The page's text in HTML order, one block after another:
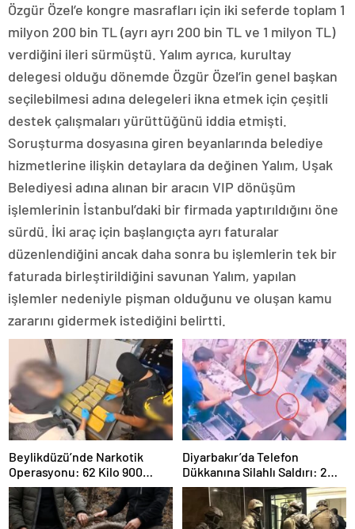
Özgür Özel’e kongre masrafları için iki seferde toplam 1
milyon 200 bin TL (ayrı ayrı 200 bin TL ve 1 milyon TL)
verdiğini ileri sürmüştü. Yalım ayrıca, kurultay
delegesi olduğu dönemde Özgür Özel’in genel başkan
seçilebilmesi adına delegeleri ikna etmek için çeşitli
destek çalışmaları yürüttüğünü iddia etmişti.
Soruşturma dosyasına giren beyanlarında belediye
hizmetlerine ilişkin detaylara da değinen Yalım, Uşak
Belediyesi adına alınan bir aracın VIP dönüşüm
işlemlerinin İstanbul’daki bir firmada yaptırıldığını öne
sürdü. İki araç için başlangıçta ayrı faturalar
düzenlendiğini ancak daha sonra bu işlemlerin tek bir
faturada birleştirildiğini savunan Yalım, yapılan
işlemler nedeniyle pişman olduğunu ve oluşan kamu
zararını gidermek istediğini belirtti.
Beylikdüzü’nde Narkotik
Operasyonu: 62 Kilo 900
Gram Uyuşturucu Ele
Geçirildi
Diyarbakır’da Telefon
Dükkanına Silahlı Saldırı: 2
Kişiyi Yaralayan Şüpheli
Tutuklandı